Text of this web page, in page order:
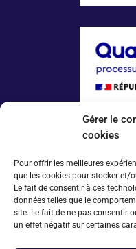
Gérer le
cookies
Pour offrir les meilleures
que les cookies pour stocker et/
Le fait de consentir à ces
données telles que le
site. Le fait de ne pas consentir
un effet négatif sur certaines
La certification
de la
Plus d’infos
Espace conventionné·e·s
Tarifs 2025